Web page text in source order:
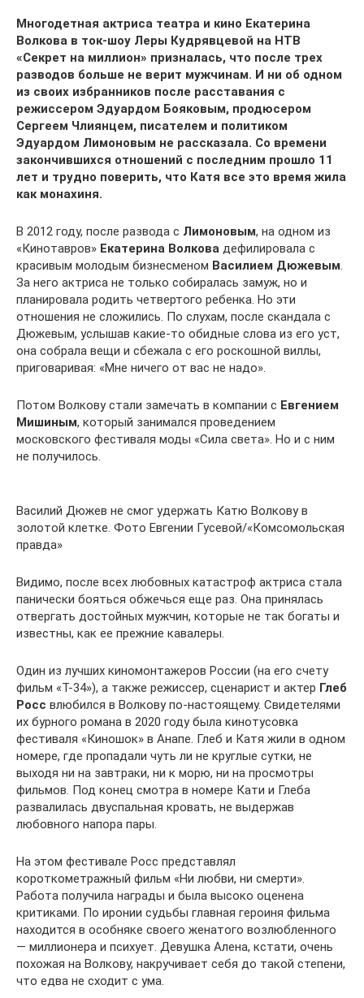
Многодетная актриса театра и кино Екатерина
Волкова в ток-шоу Леры Кудрявцевой на НТВ
«Секрет на миллион» призналась, что после трех
разводов больше не верит мужчинам. И ни об одном
из своих избранников после расставания с
режиссером Эдуардом Бояковым, продюсером
Сергеем Члиянцем, писателем и политиком
Эдуардом Лимоновым не рассказала. Со времени
закончившихся отношений с последним прошло 11
лет и трудно поверить, что Катя все это время жила
как монахиня.
В 2012 году, после развода с Лимоновым, на одном из
«Кинотавров» Екатерина Волкова дефилировала с
красивым молодым бизнесменом Василием Дюжевым.
За него актриса не только собиралась замуж, но и
планировала родить четвертого ребенка. Но эти
отношения не сложились. По слухам, после скандала с
Дюжевым, услышав какие-то обидные слова из его уст,
она собрала вещи и сбежала с его роскошной виллы,
приговаривая: «Мне ничего от вас не надо».
Потом Волкову стали замечать в компании с Евгением
Мишиным, который занимался проведением
московского фестиваля моды «Сила света». Но и с ним
не получилось.
Василий Дюжев не смог удержать Катю Волкову в
золотой клетке. Фото Евгении Гусевой/«Комсомольская
правда»
Видимо, после всех любовных катастроф актриса стала
панически бояться обжечься еще раз. Она принялась
отвергать достойных мужчин, которые не так богаты и
известны, как ее прежние кавалеры.
Один из лучших киномонтажеров России (на его счету
фильм «Т-34»), а также режиссер, сценарист и актер Глеб
Росс влюбился в Волкову по-настоящему. Свидетелями
их бурного романа в 2020 году была кинотусовка
фестиваля «Киношок» в Анапе. Глеб и Катя жили в одном
номере, где пропадали чуть ли не круглые сутки, не
выходя ни на завтраки, ни к морю, ни на просмотры
фильмов. Под конец смотра в номере Кати и Глеба
развалилась двуспальная кровать, не выдержав
любовного напора пары.
На этом фестивале Росс представлял
короткометражный фильм «Ни любви, ни смерти».
Работа получила награды и была высоко оценена
критиками. По иронии судьбы главная героиня фильма
находится в особняке своего женатого возлюбленного
— миллионера и психует. Девушка Алена, кстати, очень
похожая на Волкову, накручивает себя до такой степени,
что едва не сходит с ума.